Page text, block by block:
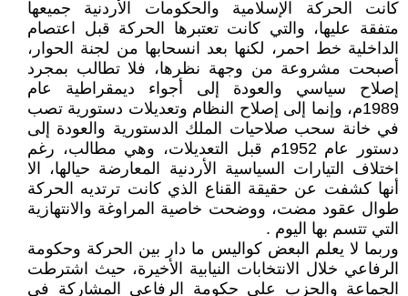
كانت الحركة الإسلامية والحكومات الأردنية جميعها
متفقة عليها، والتي كانت تعتبرها الحركة قبل اعتصام
الداخلية خط احمر، لكنها بعد انسحابها من لجنة الحوار،
أصبحت مشروعة من وجهة نظرها، فلا تطالب بمجرد
إصلاح سياسي والعودة إلى أجواء ديمقراطية عام
1989م، وإنما إلى إصلاح النظام وتعديلات دستورية تصب
في خانة سحب صلاحيات الملك الدستورية والعودة إلى
دستور عام 1952م قبل التعديلات، وهي مطالب، رغم
اختلاف التيارات السياسية الأردنية المعارضة حيالها، الا
أنها كشفت عن حقيقة القناع الذي كانت ترتديه الحركة
طوال عقود مضت، ووضحت خاصية المراوغة والانتهازية
التي تتسم بها اليوم .
وربما لا يعلم البعض كواليس ما دار بين الحركة وحكومة
الرفاعي خلال الانتخابات النيابية الأخيرة، حيث اشترطت
الجماعة والحزب على حكومة الرفاعي المشاركة في